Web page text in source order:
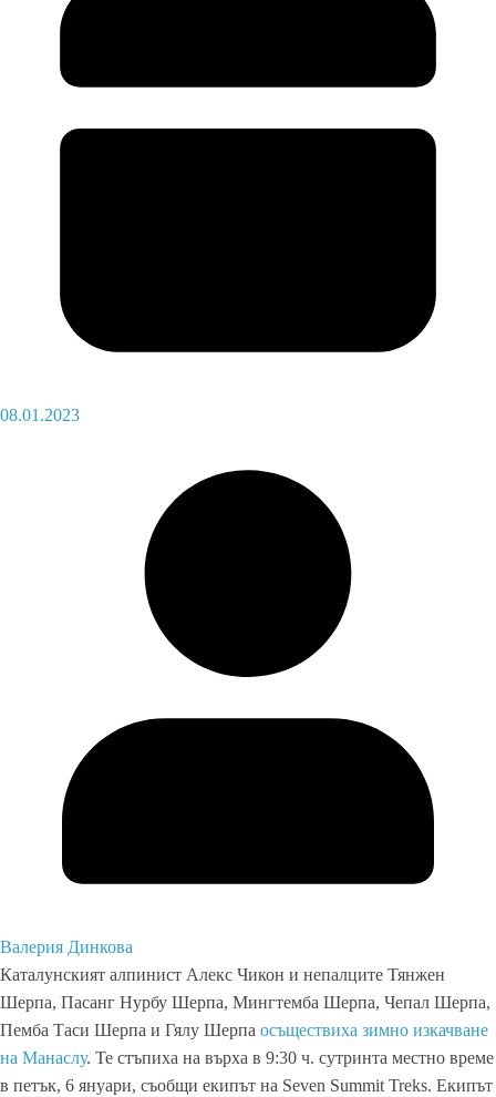
08.01.2023
Валерия Динкова
Каталунският алпинист Алекс Чикон и непалците Тянжен
Шерпа, Пасанг Нурбу Шерпа, Мингтемба Шерпа, Чепал Шерпа,
Пемба Таси Шерпа и Гялу Шерпа осъществиха зимно изкачване
на Манаслу. Те стъпиха на върха в 9:30 ч. сутринта местно време
в петък, 6 януари, съобщи екипът на Seven Summit Treks. Екипът